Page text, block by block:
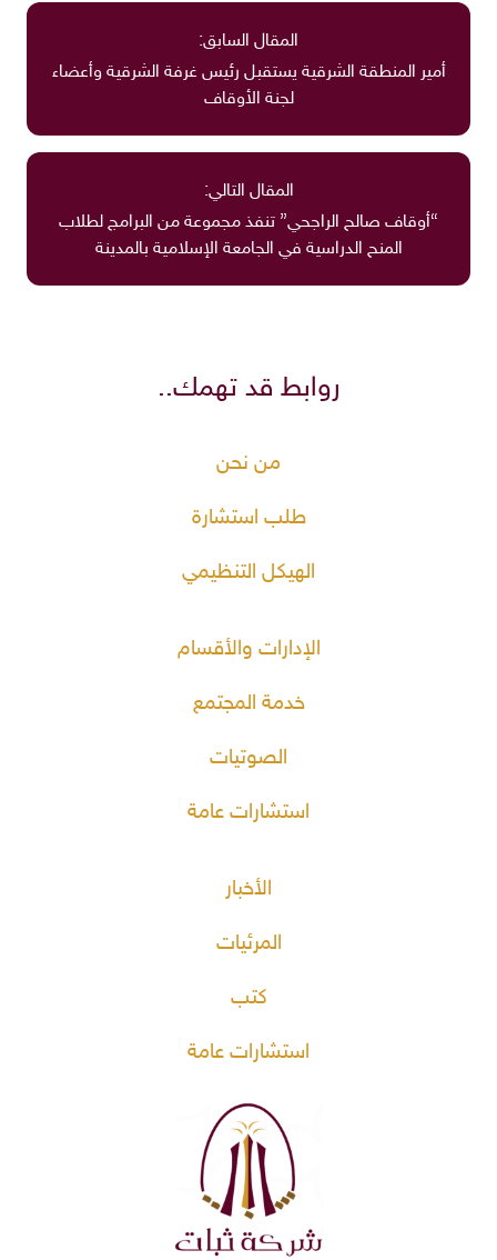
المقال السابق:
أمير المنطقة الشرقية يستقبل رئيس غرفة الشرقية وأعضاء
لجنة الأوقاف
المقال التالي:
“أوقاف صالح الراجحي” تنفذ مجموعة من البرامج لطلاب
المنح الدراسية في الجامعة الإسلامية بالمدينة
روابط قد تهمك..
من نحن
طلب استشارة
الهيكل التنظيمي
الإدارات والأقسام
خدمة المجتمع
الصوتيات
استشارات عامة
الأخبار
المرئيات
كتب
استشارات عامة